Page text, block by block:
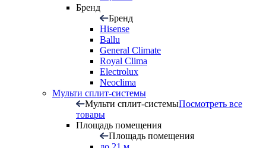
Бренд
Бренд
Hisense
Ballu
General Climate
Royal Clima
Electrolux
Neoclima
Мульти сплит-системы
Мульти сплит-системыПосмотреть все
товары
Площадь помещения
Площадь помещения